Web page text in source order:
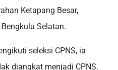
Ketapang Besar,
Selatan.
seleksi CPNS, ia
diangkat menjadi CPNS.